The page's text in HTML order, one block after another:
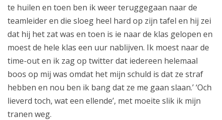
te huilen en toen ben ik weer teruggegaan naar de
teamleider en die sloeg heel hard op zijn tafel en hij zei
dat hij het zat was en toen is ie naar de klas gelopen en
moest de hele klas een uur nablijven. Ik moest naar de
time-out en ik zag op twitter dat iedereen helemaal
boos op mij was omdat het mijn schuld is dat ze straf
hebben en nou ben ik bang dat ze me gaan slaan.’ ‘Och
lieverd toch, wat een ellende’, met moeite slik ik mijn
tranen weg.